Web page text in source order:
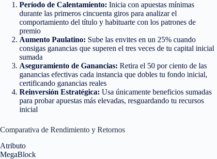
Período de Calentamiento: Inicia con apuestas mínimas
durante las primeros cincuenta giros para analizar el
comportamiento del título y habituarte con los patrones de
premio
Aumento Paulatino: Sube las envites en un 25% cuando
consigas ganancias que superen el tres veces de tu capital inicial
sumada
Aseguramiento de Ganancias: Retira el 50 por ciento de las
ganancias efectivas cada instancia que dobles tu fondo inicial,
certificando ganancias reales
Reinversión Estratégica: Usa únicamente beneficios sumadas
para probar apuestas más elevadas, resguardando tu recursos
inicial
Comparativa de Rendimiento y Retornos
Atributo
MegaBlock